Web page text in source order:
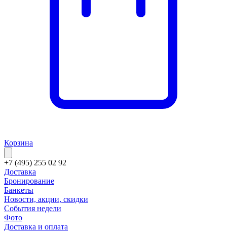
Корзина
+7 (495) 255 02 92
Доставка
Бронирование
Банкеты
Новости, акции, скидки
События недели
Фото
Доставка и оплата